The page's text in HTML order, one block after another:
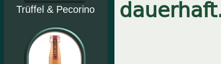
Trüffel & Pecorino